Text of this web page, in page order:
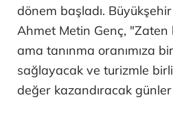
dönem başladı.
Ahmet Metin Genç,
ama tanınma oranımıza
sağlayacak ve turizmle
değer kazandıracak